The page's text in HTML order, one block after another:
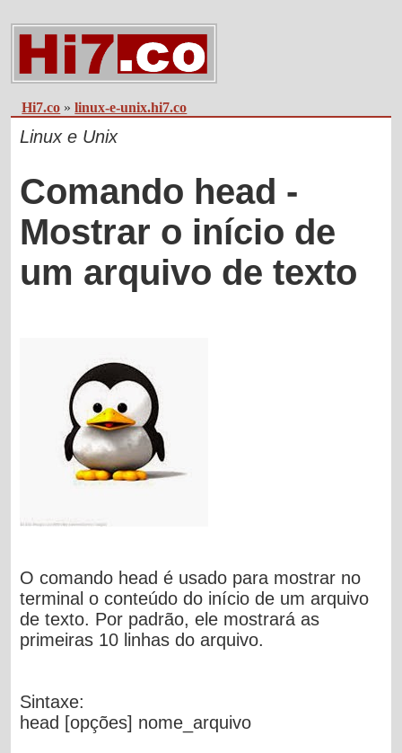
Hi7.co »linux-e-unix.hi7.co
Linux e Unix
Comando head -
Mostrar o início de
um arquivo de texto
O comando head é usado para mostrar no
terminal o conteúdo do início de um arquivo
de texto. Por padrão, ele mostrará as
primeiras 10 linhas do arquivo.
Sintaxe:
head [opções] nome_arquivo